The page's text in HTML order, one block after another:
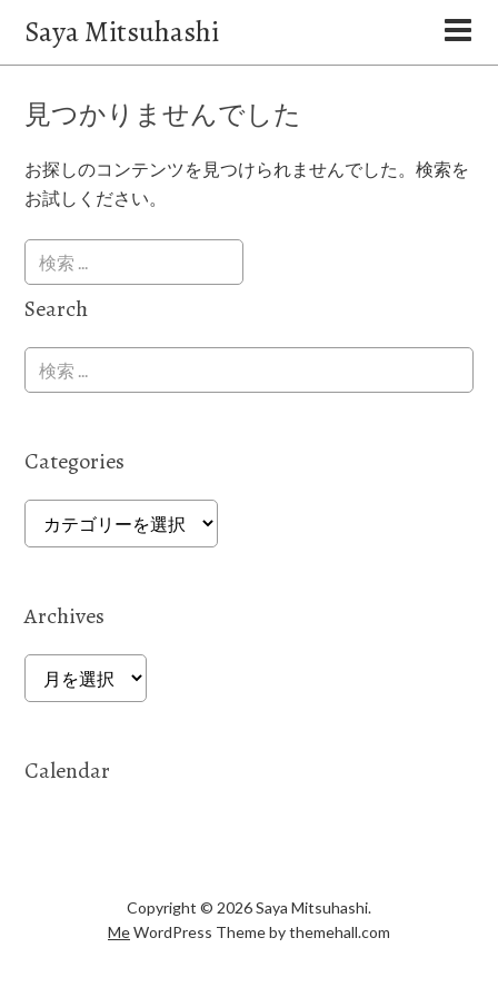
Saya Mitsuhashi
見つかりませんでした
お探しのコンテンツを見つけられませんでした。検索を
お試しください。
Search
Categories
Categories
Archives
Archives
Calendar
Copyright © 2026 Saya Mitsuhashi.
MeWordPress Theme by themehall.com